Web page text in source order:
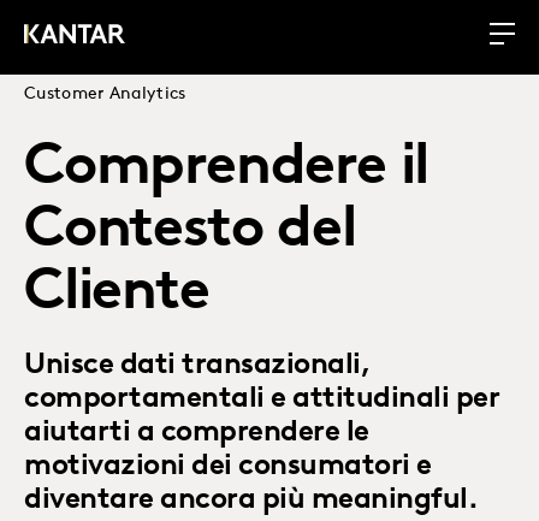
Customer Analytics
Comprendere il
Contesto del
Cliente
Unisce dati transazionali,
comportamentali e attitudinali per
aiutarti a comprendere le
motivazioni dei consumatori e
diventare ancora più meaningful.